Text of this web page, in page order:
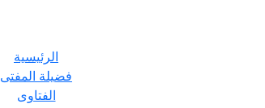
الرئيسية
فضيلة المفتى
الفتاوى